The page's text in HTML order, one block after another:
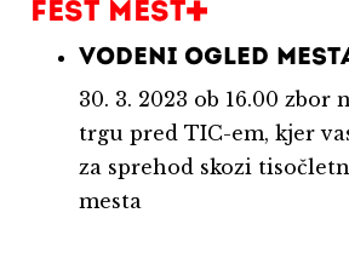
FEST MEST+
VODENI OGLED
30. 3. 2023 ob 16.00 zbor
trgu pred TIC-em, kjer
za sprehod skozi
mesta